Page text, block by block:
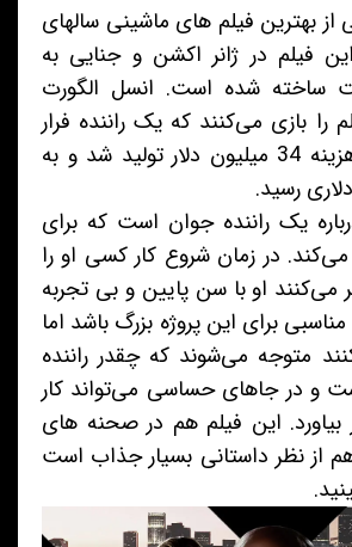
از بهترین فیلم های ماشینی سالهای
فیلم در ژانر اکشن و جنایی به
ساخته شده است. انسل الگورت
بازی می‌کنند که یک راننده فرار
است. این فیلم با هزینه 34 میلیون دلار تولید شد و به
یک راننده جوان است که برای
می‌کند. در زمان شروع کار کسی او را
او با سن پایین و بی تجربه
برای این پروژه بزرگ باشد اما
متوجه می‌شوند که چقدر راننده
و در جاهای حساسی می‌تواند کار
بیاورد. این فیلم هم در صحنه های
از نظر داستانی بسیار جذاب است